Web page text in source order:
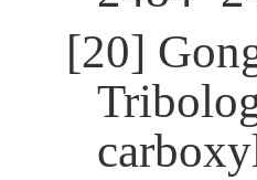
[20]